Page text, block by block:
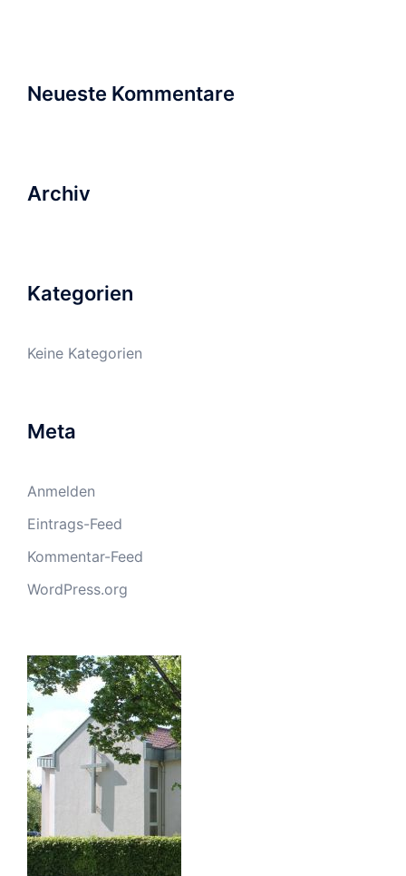
Neueste Kommentare
Archiv
Kategorien
Keine Kategorien
Meta
Anmelden
Eintrags-Feed
Kommentar-Feed
WordPress.org